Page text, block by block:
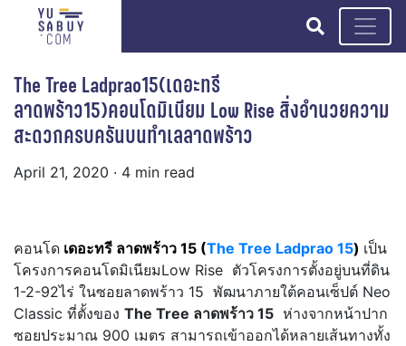
search
The Tree Ladprao15(เดอะทรี
ลาดพร้าว15)คอนโดมิเนียม Low Rise สิ่งอำนวยความ
สะดวกครบครันบนทำเลลาดพร้าว
April 21, 2020 · 4 min read
คอนโด เดอะทรี ลาดพร้าว 15 (The Tree Ladprao 15) เป็น
โครงการคอนโดมิเนียมLow Rise ตัวโครงการตั้งอยู่บนที่ดิน
1-2-92ไร่ ในซอยลาดพร้าว 15 พัฒนาภายใต้คอนเซ็ปต์ Neo
Classic ที่ตั้งของ The Tree ลาดพร้าว 15 ห่างจากหน้าปาก
ซอยประมาณ 900 เมตร สามารถเข้าออกได้หลายเส้นทางทั้ง